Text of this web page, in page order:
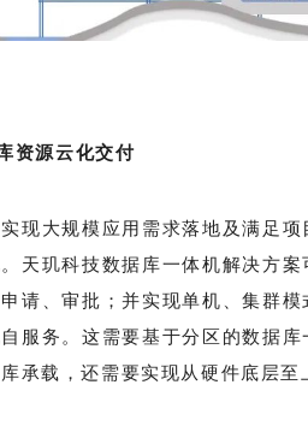
资源云化交付
现大规模应用需求落地及满足
天玑科技数据库一体机解决方
请、审批；并实现单机、集群
服务。这需要基于分区的数据
承载，还需要实现从硬件底层